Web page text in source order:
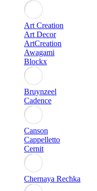
Art Creation
Art Decor
ArtCreation
Awagami
Blockx
Bruynzeel
Cadence
Canson
Cappelletto
Cernit
Chernaya Rechka